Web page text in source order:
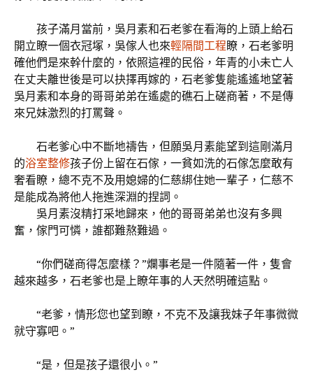
孩子滿月當前，吳月素和石老爹在看海的上頭上給石
開立瞭一個衣冠塚，吳傢人也來輕隔間工程瞭，石老爹明
確他們是來幹什麼的，依照這裡的民俗，年青的小未亡人
在丈夫離世後是可以抉擇再嫁的，石老爹隻能遙遙地望著
吳月素和本身的哥哥弟弟在遙處的礁石上磋商著，不是傳
來兄妹激烈的打罵聲。
石老爹心中不斷地禱告，但願吳月素能望到這剛滿月
的浴室整修孩子份上留在石傢，一貧如洗的石傢怎麼敢有
奢看瞭，總不克不及用媳婦的仁慈綁住她一輩子，仁慈不
是能成為將他人拖進深淵的捏詞。
吳月素沒精打采地歸來，他的哥哥弟弟也沒有多興
奮，傢門可憐，誰都難熬難過。
“你們磋商得怎麼樣？”爛事老是一件隨著一件，隻會
越來越多，石老爹也是上瞭年事的人天然明確這點。
“老爹，情形您也望到瞭，不克不及讓我妹子年事微微
就守寡吧。”
“是，但是孩子還很小。”